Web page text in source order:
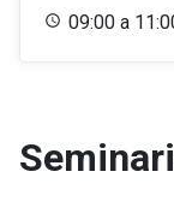
09:00 a